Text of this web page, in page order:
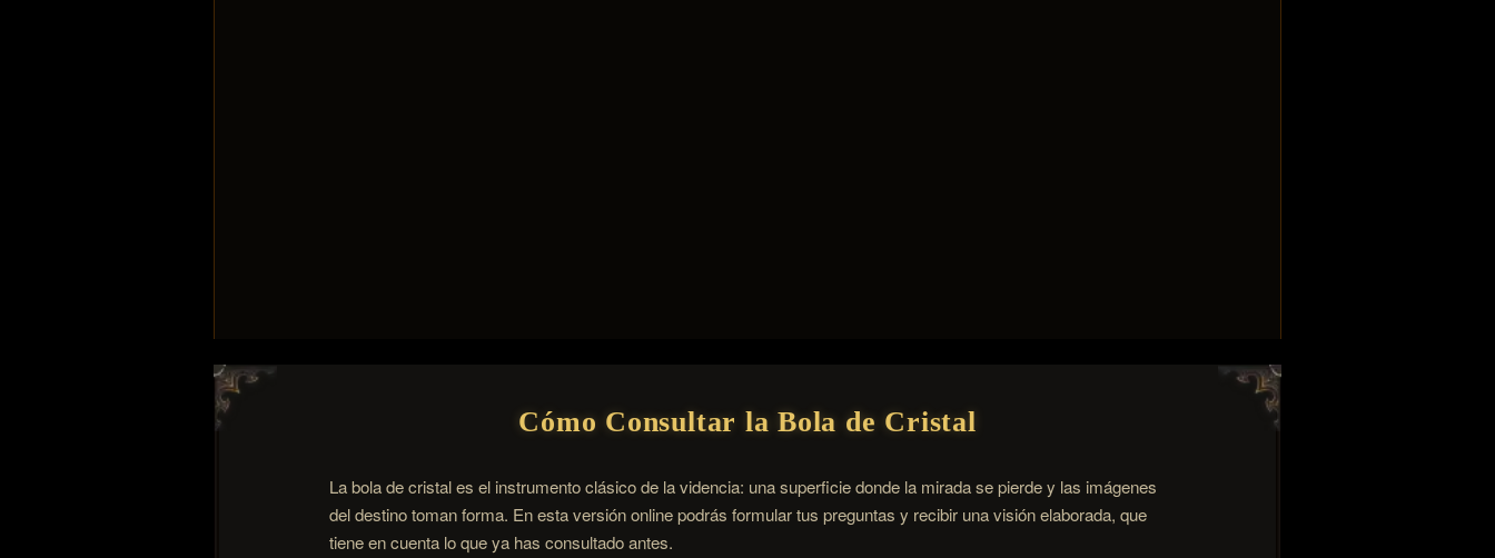
Cómo Consultar la Bola de Cristal
La bola de cristal es el instrumento clásico de la videncia: una superficie donde la mirada se pierde y las imágenes
del destino toman forma. En esta versión online podrás formular tus preguntas y recibir una visión elaborada, que
tiene en cuenta lo que ya has consultado antes.